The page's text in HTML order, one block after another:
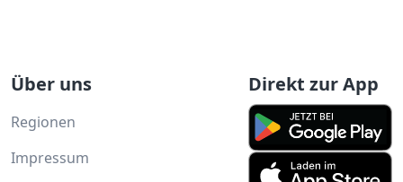
Über uns
Regionen
Impressum
Direkt zur App